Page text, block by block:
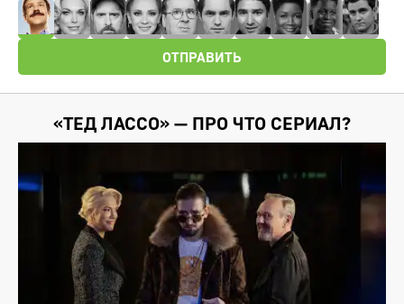
ОТПРАВИТЬ
«ТЕД ЛАССО» — ПРО ЧТО СЕРИАЛ?